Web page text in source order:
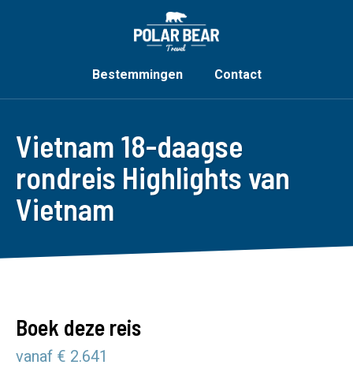
Bestemmingen Contact
Vietnam 18-daagse
rondreis Highlights van
Vietnam
Boek deze reis
vanaf € 2.641